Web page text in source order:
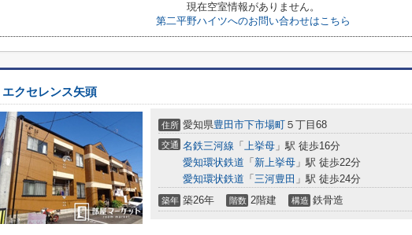
現在空室情報がありません。
第二平野ハイツへのお問い合わせはこちら
エクセレンス矢頭
住所 愛知県豊田市下市場町 ５丁目68
交通 名鉄三河線 「 上挙母 」駅 徒歩16分
愛知環状鉄道 「 新上挙母 」駅 徒歩22分
愛知環状鉄道 「 三河豊田 」駅 徒歩24分
築年 築26年 階数 2階建 構造 鉄骨造